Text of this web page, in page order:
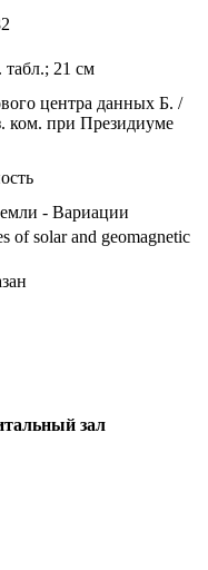
табл.; 21 см
центра данных Б. /
ком. при Президиуме
- Вариации
of solar and geomagnetic
зал